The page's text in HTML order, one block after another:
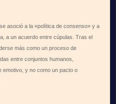
asoció a la «política de consenso» y a
a un acuerdo entre cúpulas. Tras el
más como un proceso de
entre conjuntos humanos,
emotivo, y no como un pacto o